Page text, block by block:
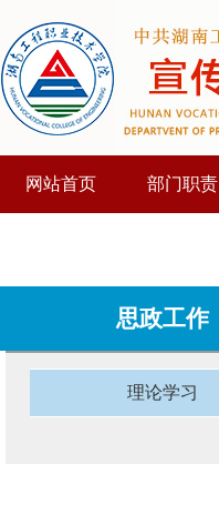
网站首页 部门职责
思政工作
理论学习